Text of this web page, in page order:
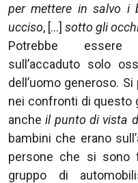
per mettere in salvo i
ucciso, […] sotto gli
Potrebbe essere
sull’accaduto solo
dell’uomo generoso.
nei confronti di questo
ancheil punto di vista
bambini che erano
persone che si sono
gruppo di